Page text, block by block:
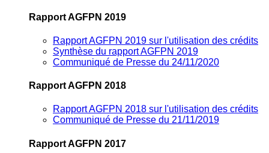
Rapport AGFPN 2019
Rapport AGFPN 2019 sur l'utilisation des crédits
Synthèse du rapport AGFPN 2019
Communiqué de Presse du 24/11/2020
Rapport AGFPN 2018
Rapport AGFPN 2018 sur l'utilisation des crédits
Communiqué de Presse du 21/11/2019
Rapport AGFPN 2017